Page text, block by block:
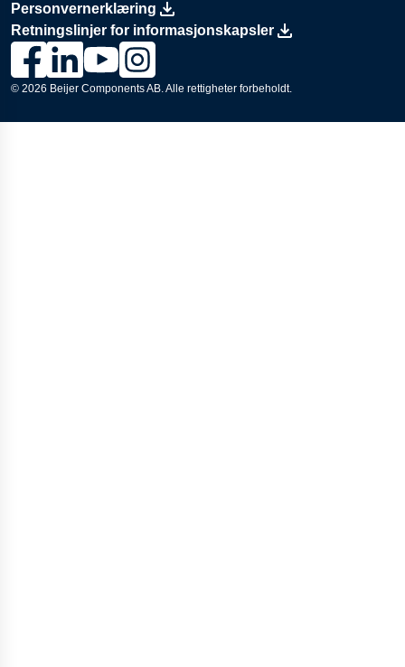
Personvernerklæring
Retningslinjer for informasjonskapsler
Lenke til Lesjöfors sin Facebook-side., Opens in a new
Lenke til Lesjöfors sin LinkedIn-side., Opens in a new
Lenke til Lesjöfors sin YouTube-kanal., Opens in
Lenke til Lesjöfors sin Instagram-side.,
© 2026 Beijer Components AB. Alle rettigheter forbeholdt.